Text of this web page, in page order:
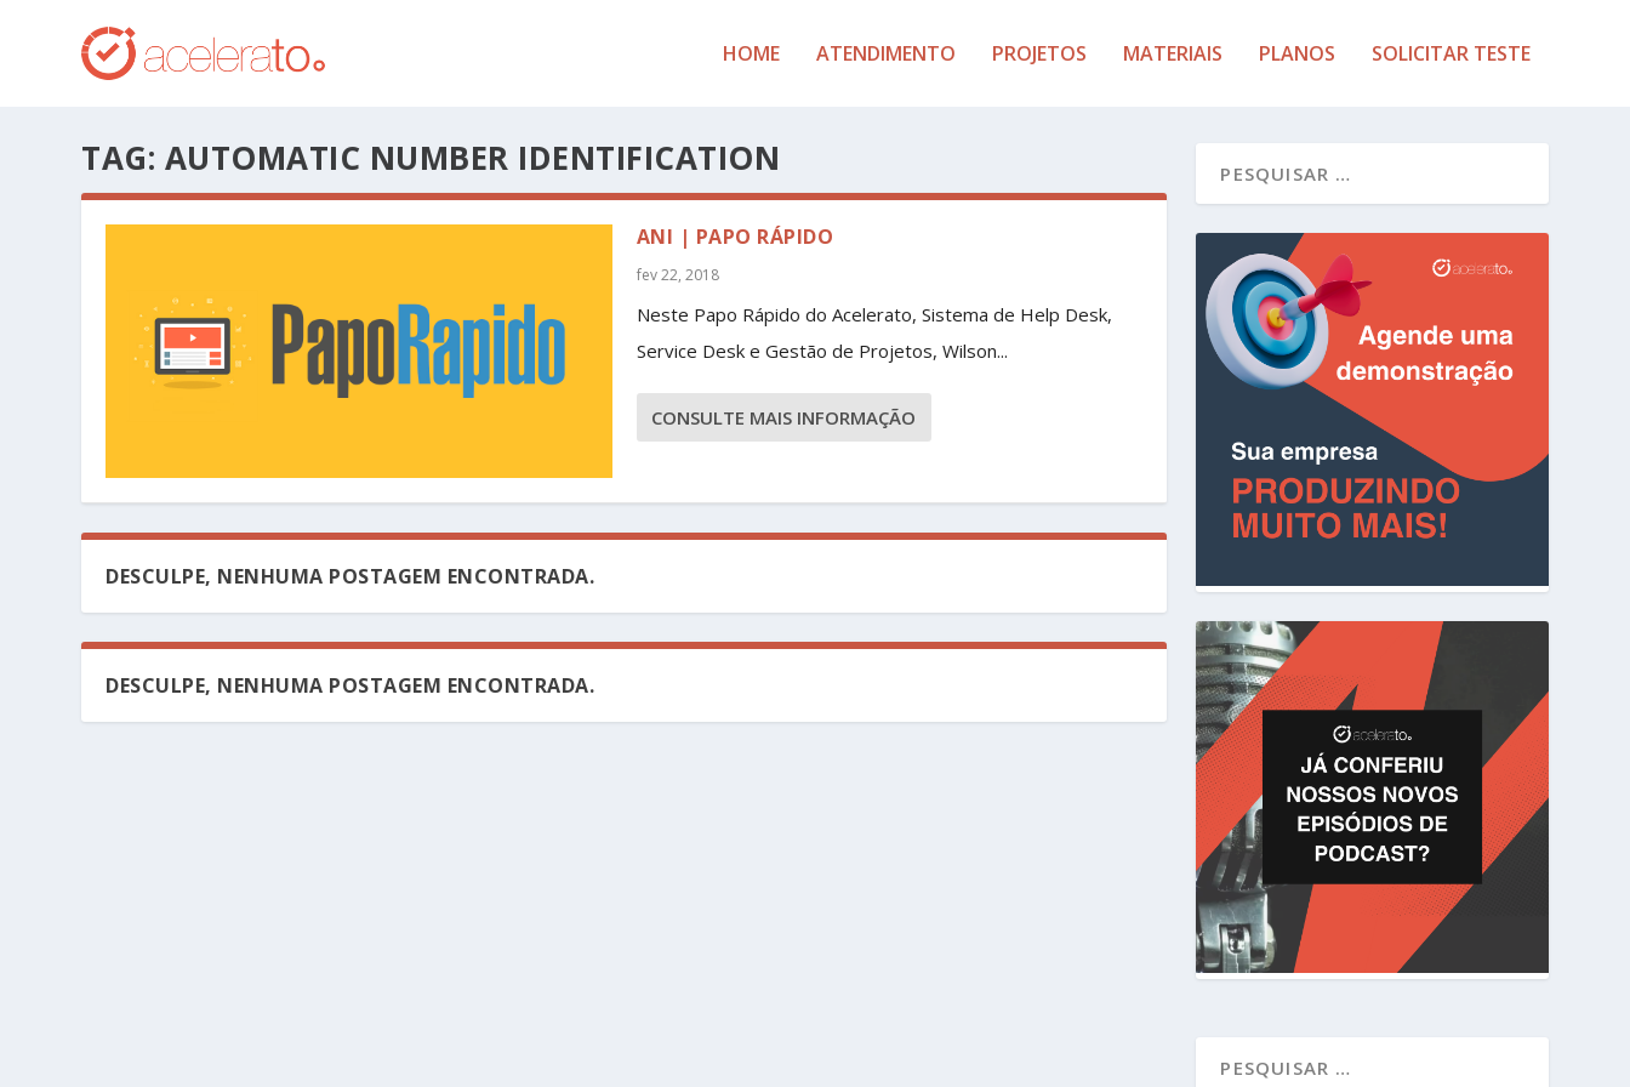
HOME ATENDIMENTO PROJETOS MATERIAIS PLANOS SOLICITAR TESTE
TAG: AUTOMATIC NUMBER IDENTIFICATION
ANI | PAPO RÁPIDO
fev 22, 2018
Neste Papo Rápido do Acelerato, Sistema de Help Desk,
Service Desk e Gestão de Projetos, Wilson...
CONSULTE MAIS INFORMAÇÃO
DESCULPE, NENHUMA POSTAGEM ENCONTRADA.
DESCULPE, NENHUMA POSTAGEM ENCONTRADA.